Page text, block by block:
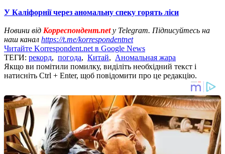
У Каліфорнії через аномальну спеку горять ліси
Новини від Корреспондент.netу Telegram. Підписуйтесь на
наш канал https://t.me/korrespondentnet
Читайте Korrespondent.net в Google News
ТЕГИ: рекорд, погода, Китай, Аномальная жара
Якщо ви помітили помилку, виділіть необхідний текст і
натисніть Ctrl + Enter, щоб повідомити про це редакцію.